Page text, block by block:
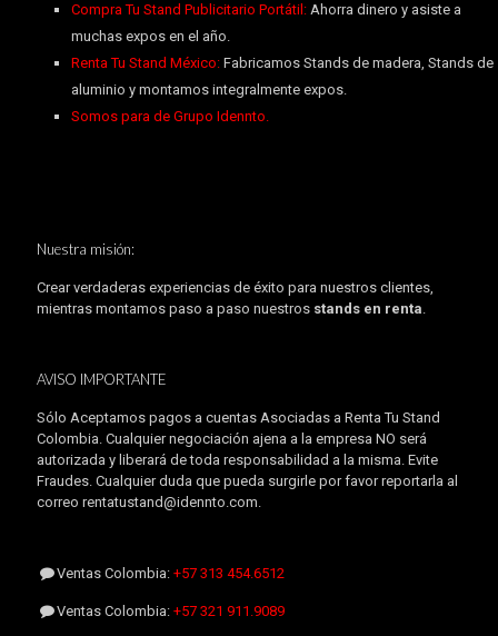
Compra Tu Stand Publicitario Portátil:Ahorra dinero y asiste a
muchas expos en el año.
Renta Tu Stand México:Fabricamos Stands de madera, Stands de
aluminio y montamos integralmente expos.
Somos para de Grupo Idennto.
Nuestra misión:
Crear verdaderas experiencias de éxito para nuestros clientes,
mientras montamos paso a paso nuestros stands en renta.
AVISO IMPORTANTE
Sólo Aceptamos pagos a cuentas Asociadas a Renta Tu Stand
Colombia. Cualquier negociación ajena a la empresa NO será
autorizada y liberará de toda responsabilidad a la misma. Evite
Fraudes. Cualquier duda que pueda surgirle por favor reportarla al
correo rentatustand@idennto.com.
Ventas Colombia:+57 313 454.6512
Ventas Colombia:+57 321 911.9089